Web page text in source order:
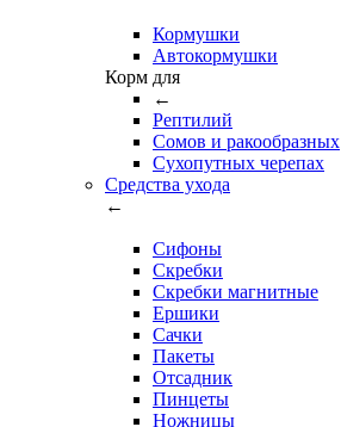
Кормушки
Автокормушки
Корм для
←
Рептилий
Сомов и ракообразных
Сухопутных черепах
Средства ухода
←
Сифоны
Скребки
Скребки магнитные
Ершики
Сачки
Пакеты
Отсадник
Пинцеты
Ножницы